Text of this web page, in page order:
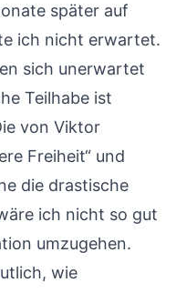
später auf
ich nicht erwartet.
sich unerwartet
Teilhabe ist
von Viktor
Freiheit“ und
die drastische
ich nicht so gut
umzugehen.
wie